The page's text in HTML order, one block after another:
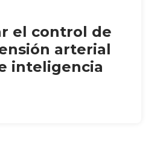
el control de
arterial
inteligencia